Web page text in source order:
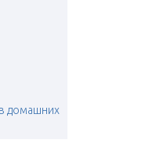
домашних